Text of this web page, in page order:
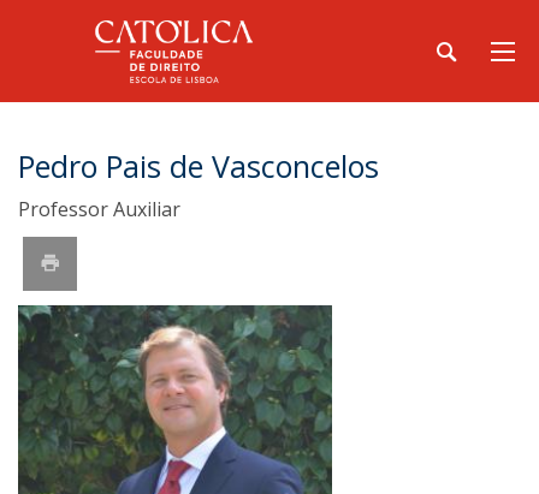
Pedro Pais de Vasconcelos
Professor Auxiliar